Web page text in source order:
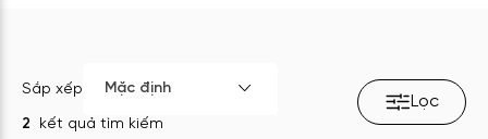
Lọc
Sắp xếp Mặc định
2 kết quả tìm kiếm